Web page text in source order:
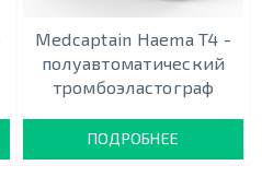
Medcaptain Haema T4 -
полуавтоматический
тромбоэластограф
ПОДРОБНЕЕ